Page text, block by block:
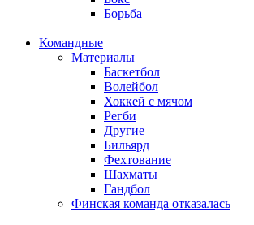
Борьба
Командные
Материалы
Баскетбол
Волейбол
Хоккей с мячом
Регби
Другие
Бильярд
Фехтование
Шахматы
Гандбол
Финская команда отказалась